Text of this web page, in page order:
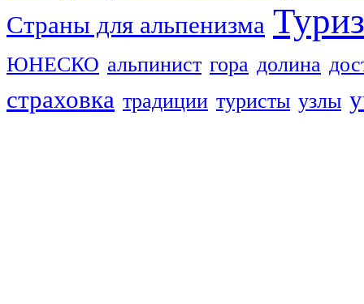
Страны для альпенизма
ЮНЕСКО альпинист гора долина
страховка традиции туристы узлы